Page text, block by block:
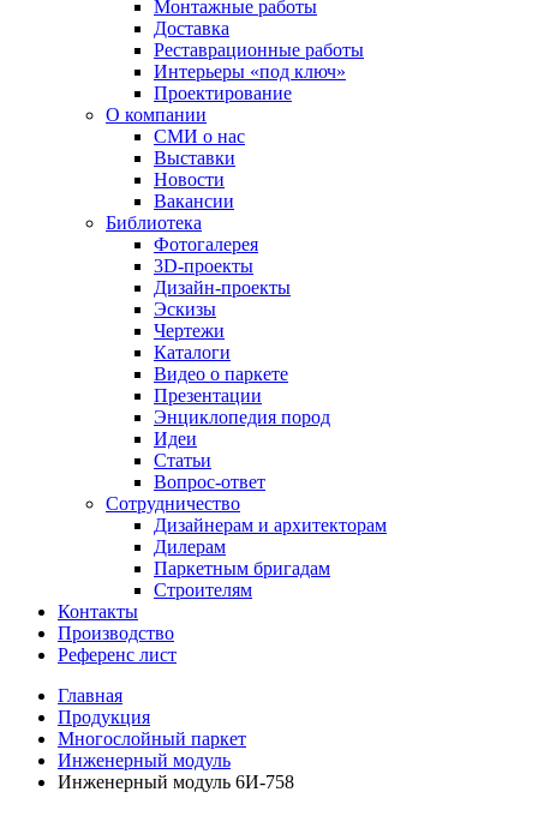
Монтажные работы
Доставка
Реставрационные работы
Интерьеры «под ключ»
Проектирование
О компании
СМИ о нас
Выставки
Новости
Вакансии
Библиотека
Фотогалерея
3D-проекты
Дизайн-проекты
Эскизы
Чертежи
Каталоги
Видео о паркете
Презентации
Энциклопедия пород
Идеи
Статьи
Вопрос-ответ
Сотрудничество
Дизайнерам и архитекторам
Дилерам
Паркетным бригадам
Строителям
Контакты
Производство
Референс лист
Главная
Продукция
Многослойный паркет
Инженерный модуль
Инженерный модуль 6И-758